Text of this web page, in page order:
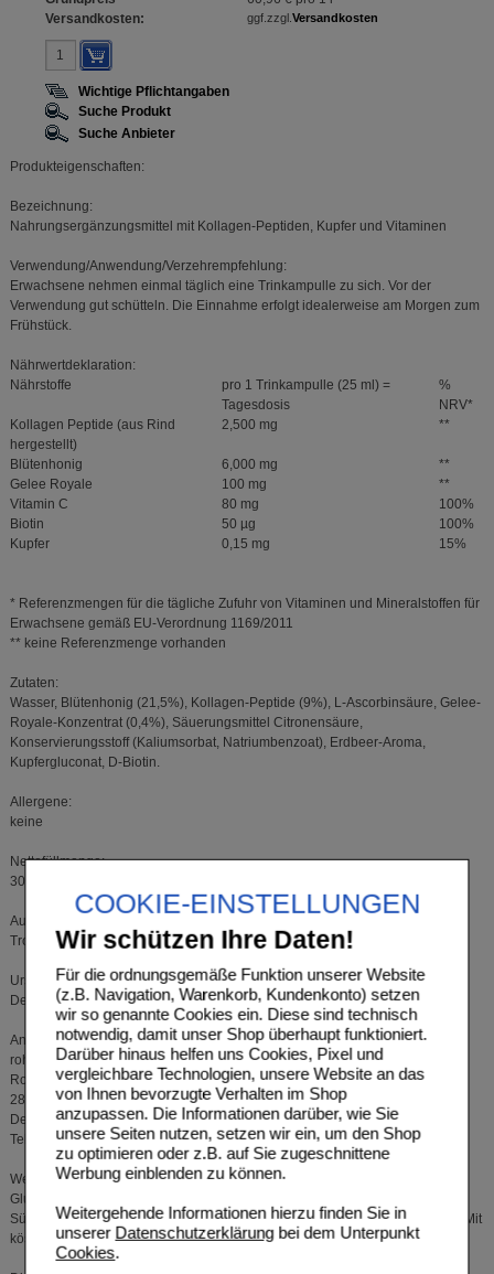
COOKIE-EINSTELLUNGEN
Wir schützen Ihre Daten!
Für die ordnungsgemäße Funktion unserer Website
(z.B. Navigation, Warenkorb, Kundenkonto) setzen
wir so genannte Cookies ein. Diese sind technisch
notwendig, damit unser Shop überhaupt funktioniert.
Darüber hinaus helfen uns Cookies, Pixel und
vergleichbare Technologien, unsere Website an das
von Ihnen bevorzugte Verhalten im Shop
anzupassen. Die Informationen darüber, wie Sie
unsere Seiten nutzen, setzen wir ein, um den Shop
zu optimieren oder z.B. auf Sie zugeschnittene
Werbung einblenden zu können.
Weitergehende Informationen hierzu finden Sie in
unserer Datenschutzerklärungbei dem Unterpunkt
Cookies.
Versandkosten:
ggf.zzgl. Versandkosten
Wichtige Pflichtangaben
Suche Produkt
Suche Anbieter
Produkteigenschaften:
Bezeichnung:
Nahrungsergänzungsmittel mit Kollagen-Peptiden, Kupfer und Vitaminen
Verwendung/Anwendung/Verzehrempfehlung:
Erwachsene nehmen einmal täglich eine Trinkampulle zu sich. Vor der
Verwendung gut schütteln. Die Einnahme erfolgt idealerweise am Morgen zum
Frühstück.
Nährwertdeklaration:
Nährstoffe
pro 1 Trinkampulle (25 ml) =
Tagesdosis
%
NRV*
Kollagen Peptide (aus Rind
hergestellt)
2,500 mg **
Blütenhonig 6,000 mg
**
Gelee Royale
100 mg
**
Vitamin C
80 mg
100%
Biotin
50 µg
100%
Kupfer
0,15 mg 15%
* Referenzmengen für die tägliche Zufuhr von Vitaminen und Mineralstoffen für
Erwachsene gemäß EU-Verordnung 1169/2011
** keine Referenzmenge vorhanden
Zutaten:
Wasser, Blütenhonig (21,5%), Kollagen-Peptide (9%), L-Ascorbinsäure, Gelee-
Royale-Konzentrat (0,4%), Säuerungsmittel Citronensäure,
Konservierungsstoff (Kaliumsorbat, Natriumbenzoat), Erdbeer-Aroma,
Kupfergluconat, D-Biotin.
Allergene:
keine
Nettofüllmenge:
30 Trinkampullen zu je 25 ml = 750 ml
Aufbewahrungsbedingungen:
Trocken, vor Licht geschützt und nicht über 25°C aufbewahren.
Ursprungsland des Lebensmittels:
Deutschland
Anschrift des Herstellers:
roha arzneimittel GmbH
Rockwinkeler Heerstraße 100
28355 Bremen
Deutschland
Telefon: 0421 25790
Weitere Hinweise:
Glutenfrei, Lactosefrei. Frei von Zuckerzusätzen, Farbstoffen und künstlichen
Süßungsmitteln. Wir verwenden keine gentechnisch veränderten Rohstoffe. Mit
köstlichem Erdbeergeschmack und einer feinen Blütenhonignote.